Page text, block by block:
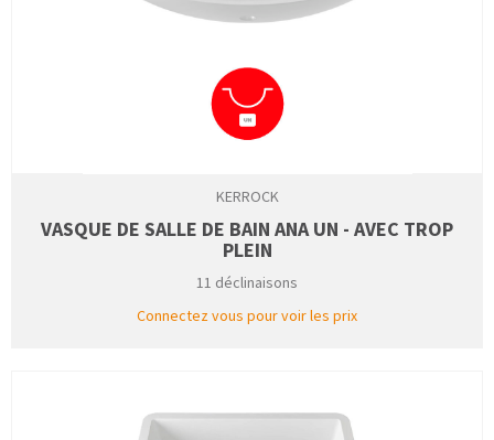
KERROCK
VASQUE DE SALLE DE BAIN ANA UN - AVEC TROP
PLEIN
11 déclinaisons
Connectez vous pour voir les prix